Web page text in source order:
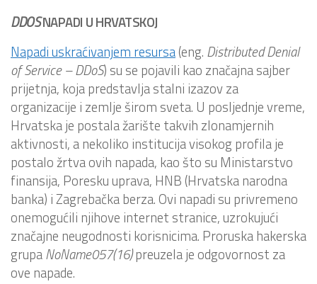
DDOSNAPADI U HRVATSKOJ
Napadi uskraćivanjem resursa(eng. Distributed Denial
of Service – DDoS) su se pojavili kao značajna sajber
prijetnja, koja predstavlja stalni izazov za
organizacije i zemlje širom sveta. U posljednje vreme,
Hrvatska je postala žarište takvih zlonamjernih
aktivnosti, a nekoliko institucija visokog profila je
postalo žrtva ovih napada, kao što su Ministarstvo
finansija, Poresku uprava, HNB (Hrvatska narodna
banka) i Zagrebačka berza. Ovi napadi su privremeno
onemogućili njihove internet stranice, uzrokujući
značajne neugodnosti korisnicima. Proruska hakerska
grupaNoName057(16)preuzela je odgovornost za
ove napade.